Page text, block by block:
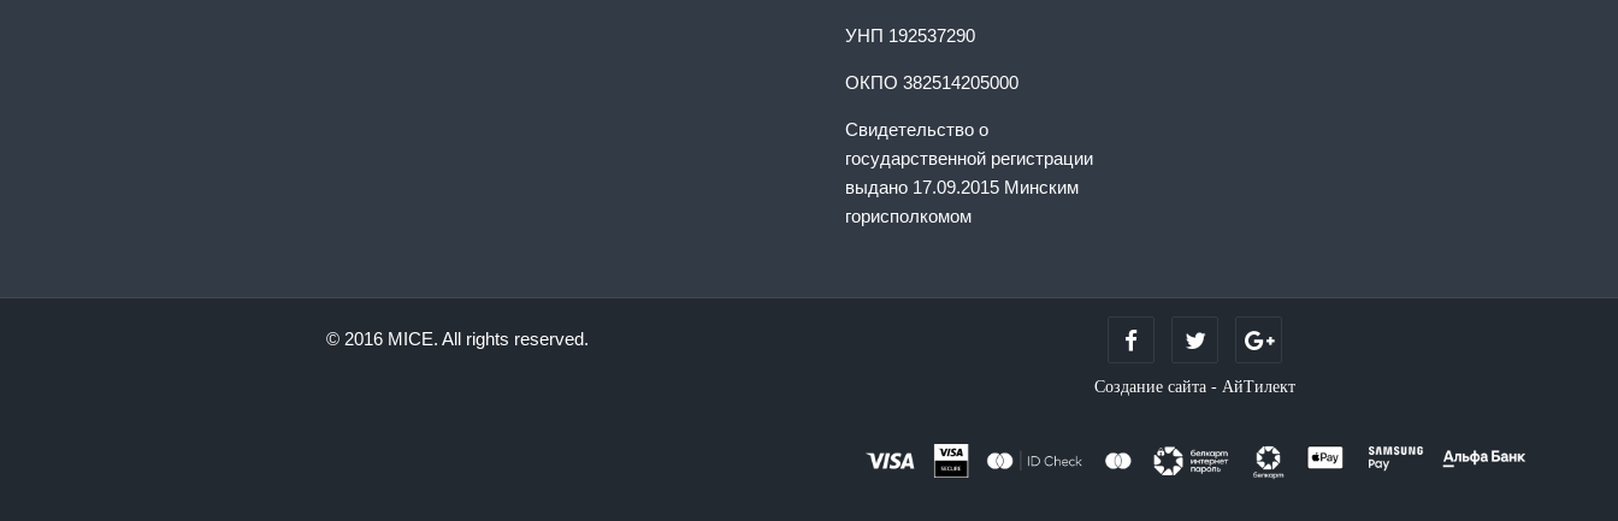
УНП 192537290
ОКПО 382514205000
Свидетельство о
государственной регистрации
выдано 17.09.2015 Минским
горисполкомом
© 2016 MICE. All rights reserved.
Создание сайта - АйТилект